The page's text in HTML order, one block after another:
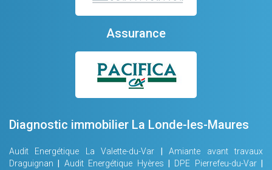
Diagnostic immobilier La Londe-les-Maures
Audit Energétique La Valette-du-Var |Amiante avant travaux
Draguignan
Audit Energétique Hyères DPE Pierrefeu-du-Var|
Assurance